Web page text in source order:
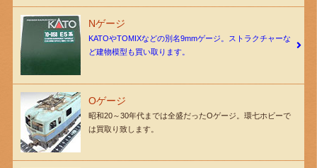
Nゲージ
KATOやTOMIXなどの別名9mmゲージ。ストラクチャーな
ど建物模型も買い取ります。
Oゲージ
昭和20～30年代までは全盛だったOゲージ。環七ホビーで
は買取り致します。